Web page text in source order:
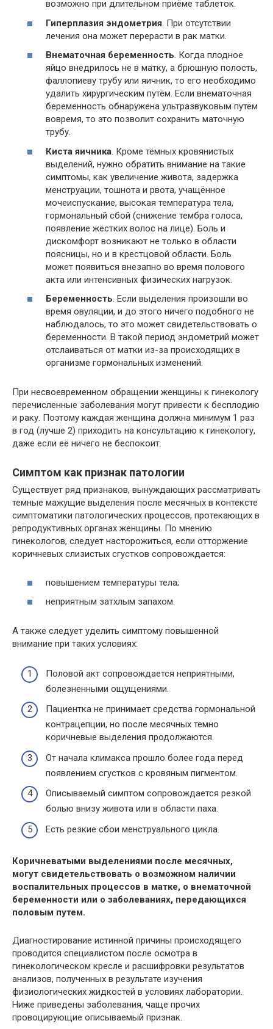
возможно при длительном приёме таблеток.
Гиперплазия эндометрия. При отсутствии
лечения она может перерасти в рак матки.
Внематочная беременность. Когда плодное
яйцо внедрилось не в матку, а брюшную полость,
фаллопиеву трубу или яичник, то его необходимо
удалить хирургическим путём. Если внематочная
беременность обнаружена ультразвуковым путём
вовремя, то это позволит сохранить маточную
трубу.
Киста яичника. Кроме тёмных кровянистых
выделений, нужно обратить внимание на такие
симптомы, как увеличение живота, задержка
менструации, тошнота и рвота, учащённое
мочеиспускание, высокая температура тела,
гормональный сбой (снижение тембра голоса,
появление жёстких волос на лице). Боль и
дискомфорт возникают не только в области
поясницы, но и в крестцовой области. Боль
может появиться внезапно во время полового
акта или интенсивных физических нагрузок.
Беременность. Если выделения произошли во
время овуляции, и до этого ничего подобного не
наблюдалось, то это может свидетельствовать о
беременности. В такой период эндометрий может
отслаиваться от матки из-за происходящих в
организме гормональных изменений.
При несвоевременном обращении женщины к гинекологу
перечисленные заболевания могут привести к бесплодию
и раку. Поэтому каждая женщина должна минимум 1 раз
в год (лучше 2) приходить на консультацию к гинекологу,
даже если её ничего не беспокоит.
Симптом как признак патологии
Существует ряд признаков, вынуждающих рассматривать
темные мажущие выделения после месячных в контексте
симптоматики патологических процессов, протекающих в
репродуктивных органах женщины. По мнению
гинекологов, следует насторожиться, если отторжение
коричневых слизистых сгустков сопровождается:
повышением температуры тела;
неприятным затхлым запахом.
А также следует уделить симптому повышенной
внимание при таких условиях:
Половой акт сопровождается неприятными,
болезненными ощущениями.
Пациентка не принимает средства гормональной
контрацепции, но после месячных темно
коричневые выделения продолжаются.
От начала климакса прошло более года перед
появлением сгустков с кровяным пигментом.
Описываемый симптом сопровождается резкой
болью внизу живота или в области паха.
Есть резкие сбои менструального цикла.
Коричневатыми выделениями после месячных,
могут свидетельствовать о возможном наличии
воспалительных процессов в матке, о внематочной
беременности или о заболеваниях, передающихся
половым путем.
Диагностирование истинной причины происходящего
проводится специалистом после осмотра в
гинекологическом кресле и расшифровки результатов
анализов, полученных в результате изучения
физиологических жидкостей в условиях лаборатории.
Ниже приведены заболевания, чаще прочих
провоцирующие описываемый признак.